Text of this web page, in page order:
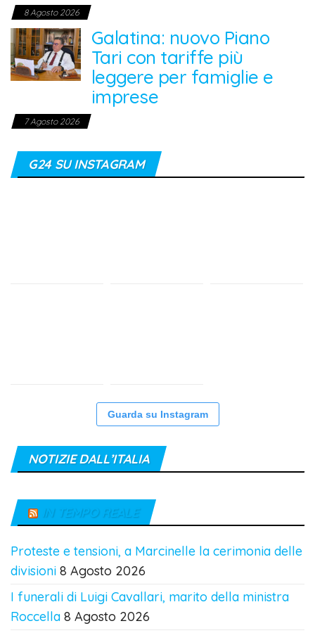
8 Agosto 2026
Galatina: nuovo Piano
Tari con tariffe più
leggere per famiglie e
imprese
7 Agosto 2026
G24 SU INSTAGRAM
Guarda su Instagram
NOTIZIE DALL’ITALIA
IN TEMPO REALE
Proteste e tensioni, a Marcinelle la cerimonia delle
divisioni 8 Agosto 2026
I funerali di Luigi Cavallari, marito della ministra
Roccella 8 Agosto 2026